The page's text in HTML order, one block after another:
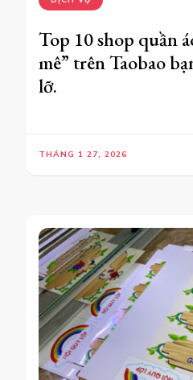
Top 10 shop quần
mê” trên Taobao
lỡ.
THÁNG 1 27, 2026